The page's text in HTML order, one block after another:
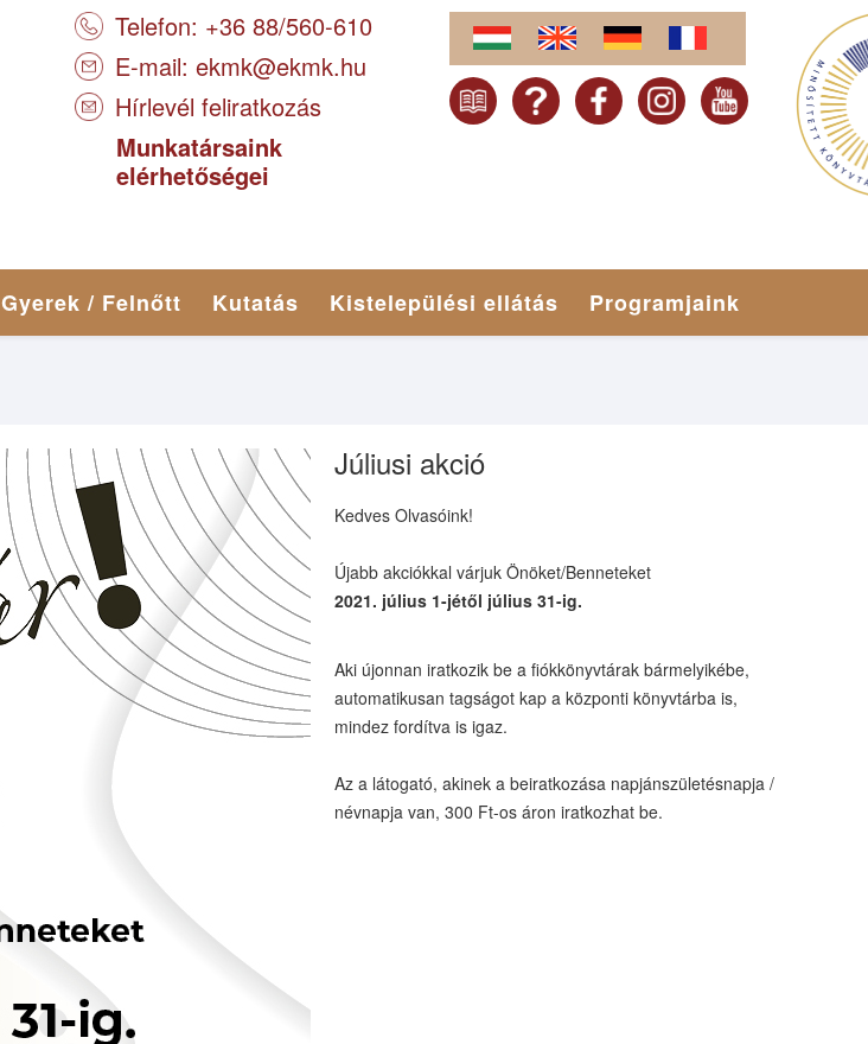
Telefon: +36 88/560-610
E-mail: ekmk@ekmk.hu
Hírlevél feliratkozás
Munkatársaink
elérhetőségei
Gyerek / Felnőtt Kutatás Kistelepülési ellátás Programjaink
Júliusi akció
Kedves Olvasóink!
Újabb akciókkal várjuk Önöket/Benneteket
2021. július 1-jétől július 31-ig.
Aki újonnan iratkozik be a fiókkönyvtárak bármelyikébe,
automatikusan tagságot kap a központi könyvtárba is,
mindez fordítva is igaz.
Az a látogató, akinek a beiratkozása napjánszületésnapja /
névnapja van, 300 Ft-os áron iratkozhat be.